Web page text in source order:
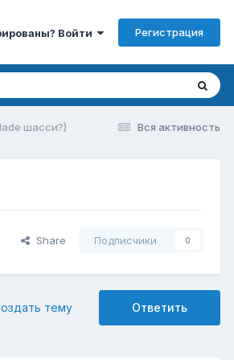
Войти Регистрация
Вся активность
шасси?)
Share Подписчики 0
Ответить
тему